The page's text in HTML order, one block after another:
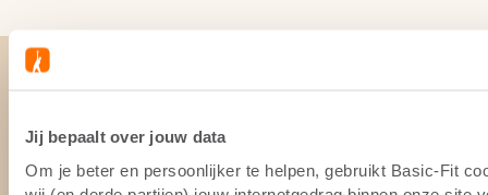
Jij bepaalt over jouw data
Om je beter en persoonlijker te helpen, gebruikt Basic-Fit